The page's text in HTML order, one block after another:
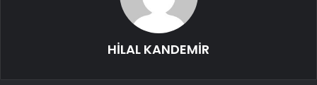
HİLAL KANDEMİR